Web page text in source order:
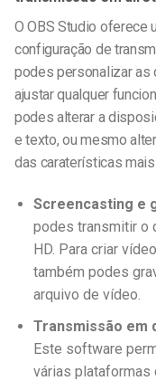
O OBS Studio oferece
configuração de
podes personalizar as
ajustar qualquer
podes alterar a
e texto, ou mesmo
das caraterísticas
Screencasting e
podes transmitir o
HD. Para criar
também podes
arquivo de vídeo.
Transmissão em
Este software
várias plataformas